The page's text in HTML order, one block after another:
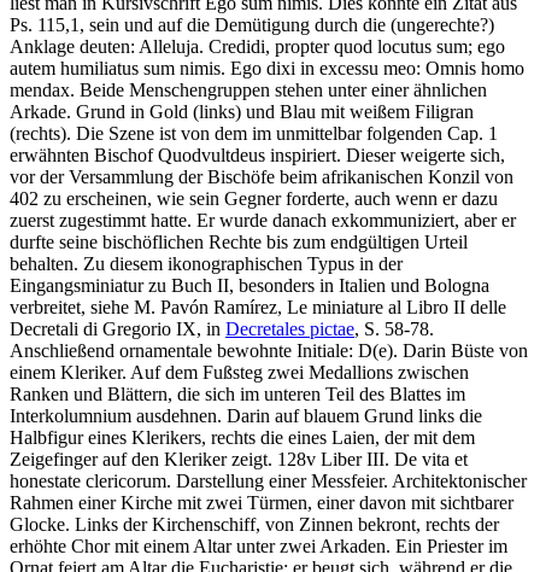
Ps. 115,1, sein und auf die Demütigung durch die (ungerechte?)
Anklage deuten: Alleluja. Credidi, propter quod locutus sum; ego
autem humiliatus sum nimis. Ego dixi in excessu meo: Omnis homo
mendax. Beide Menschengruppen stehen unter einer ähnlichen
Arkade. Grund in Gold (links) und Blau mit weißem Filigran
(rechts). Die Szene ist von dem im unmittelbar folgenden Cap. 1
erwähnten Bischof Quodvultdeus inspiriert. Dieser weigerte sich,
vor der Versammlung der Bischöfe beim afrikanischen Konzil von
402 zu erscheinen, wie sein Gegner forderte, auch wenn er dazu
zuerst zugestimmt hatte. Er wurde danach exkommuniziert, aber er
durfte seine bischöflichen Rechte bis zum endgültigen Urteil
behalten. Zu diesem ikonographischen Typus in der
Eingangsminiatur zu Buch II, besonders in Italien und Bologna
verbreitet, siehe M. Pavón Ramírez, Le miniature al Libro II delle
Decretali di Gregorio IX, in Decretales pictae, S. 58-78.
Anschließend ornamentale bewohnte Initiale: D(e). Darin Büste von
einem Kleriker. Auf dem Fußsteg zwei Medallions zwischen
Ranken und Blättern, die sich im unteren Teil des Blattes im
Interkolumnium ausdehnen. Darin auf blauem Grund links die
Halbfigur eines Klerikers, rechts die eines Laien, der mit dem
Zeigefinger auf den Kleriker zeigt. 128v Liber III. De vita et
honestate clericorum. Darstellung einer Messfeier. Architektonischer
Rahmen einer Kirche mit zwei Türmen, einer davon mit sichtbarer
Glocke. Links der Kirchenschiff, von Zinnen bekront, rechts der
erhöhte Chor mit einem Altar unter zwei Arkaden. Ein Priester im
Ornat feiert am Altar die Eucharistie; er beugt sich, während er die